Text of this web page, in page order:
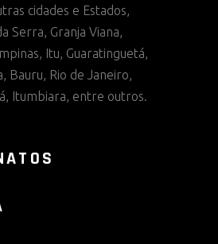
cidades e Estados,
Serra, Granja Viana,
Itu, Guaratinguetá,
Bauru, Rio de Janeiro,
Itumbiara, entre outros.